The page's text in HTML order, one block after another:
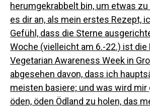
herumgekrabbelt bin, um etwas
es dir an, als mein erstes Rezept,
Gefühl, dass die Sterne
Woche (vielleicht am 6.-22.) ist die
Vegetarian Awareness Week in
abgesehen davon, dass ich
meisten basiere; und was wird mir
öden, öden Ödland zu holen, das